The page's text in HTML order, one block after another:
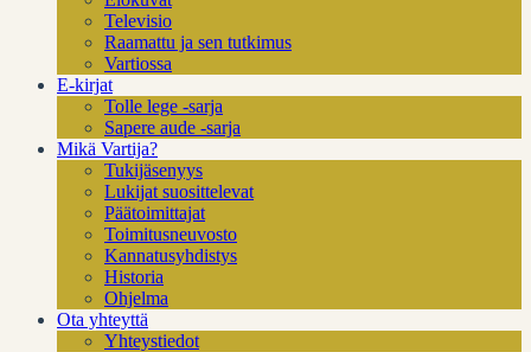
Televisio
Raamattu ja sen tutkimus
Vartiossa
E-kirjat
Tolle lege -sarja
Sapere aude -sarja
Mikä Vartija?
Tukijäsenyys
Lukijat suosittelevat
Päätoimittajat
Toimitusneuvosto
Kannatusyhdistys
Historia
Ohjelma
Ota yhteyttä
Yhteystiedot